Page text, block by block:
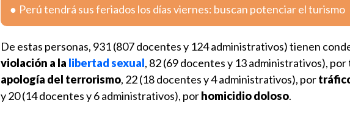
Perú tendrá sus feriados los días viernes: buscan potenciar el turismo
De estas personas, 931 (807 docentes y 124 administrativos) tienen
violación a la libertad sexual, 82 (69 docentes y 13 administrativos), por
apología del terrorismo, 22 (18 docentes y 4 administrativos), por
y 20 (14 docentes y 6 administrativos), porhomicidio doloso.